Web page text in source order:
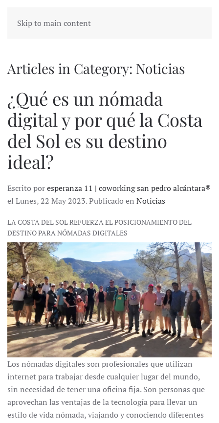
Skip to main content
Articles in Category: Noticias
¿Qué es un nómada
digital y por qué la Costa
del Sol es su destino
ideal?
Escrito poresperanza 11 | coworking san pedro alcántara®
el Lunes, 22 May 2023. Publicado en Noticias
LA COSTA DEL SOL REFUERZA EL POSICIONAMIENTO DEL
DESTINO PARA NÓMADAS DIGITALES
Los nómadas digitales son profesionales que utilizan
internet para trabajar desde cualquier lugar del mundo,
sin necesidad de tener una oficina fija. Son personas que
aprovechan las ventajas de la tecnología para llevar un
estilo de vida nómada, viajando y conociendo diferentes